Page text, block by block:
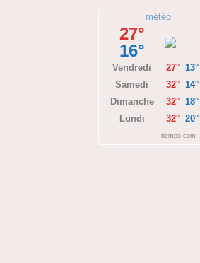
météo
27°
16°
Vendredi 27° 13°
Samedi
32° 14°
Dimanche
32° 18°
Lundi
32° 20°
tiempo.com